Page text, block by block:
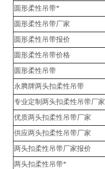
圆形柔性吊带*
圆形柔性吊带厂家
圆形柔性吊带报价
圆形柔性吊带价格
圆形柔性吊带
永腾牌两头扣柔性吊带
专业定制两头扣柔性吊带厂家
优质两头扣柔性吊带厂家
供应两头扣柔性吊带厂家
两头扣柔性吊带厂家报价
两头扣柔性吊带*